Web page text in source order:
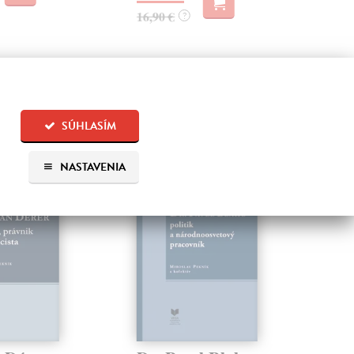
SÚHLASÍM
NASTAVENIA
16,90 € ?